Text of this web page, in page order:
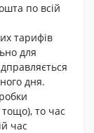
по всій
тарифів
для
дня.
то час
час